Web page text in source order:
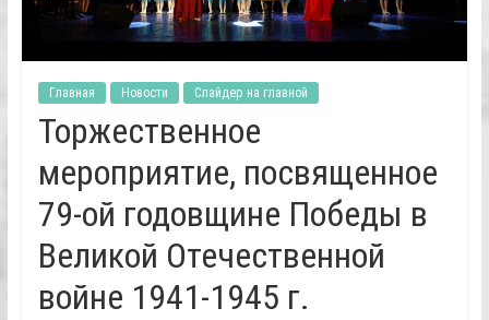
Главная Новости Слайдер на главной
Торжественное
мероприятие, посвященное
79-ой годовщине Победы в
Великой Отечественной
войне 1941-1945 г.